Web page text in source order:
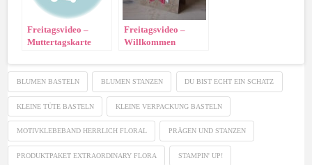
Freitagsvideo –
Muttertagskarte
Freitagsvideo –
Willkommen
BLUMEN BASTELN BLUMEN STANZEN DU BIST ECHT EIN SCHATZ
KLEINE TÜTE BASTELN KLEINE VERPACKUNG BASTELN
MOTIVKLEBEBAND HERRLICH FLORAL PRÄGEN UND STANZEN
PRODUKTPAKET EXTRAORDINARY FLORA STAMPIN' UP!